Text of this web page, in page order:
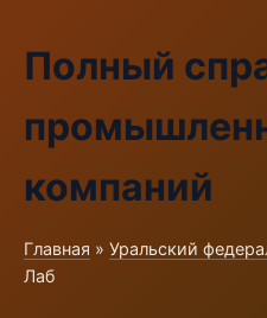
Полный
компаний
Главная » Уральский
Лаб